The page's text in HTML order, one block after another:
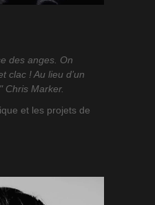
des anges. On
clac ! Au lieu d’un
Chris Marker.
et les projets de